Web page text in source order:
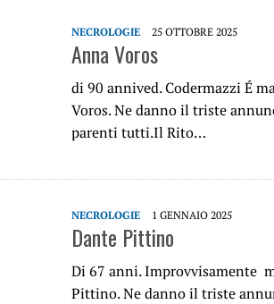
NECROLOGIE 25 OTTOBRE 2025
Anna Voros
di 90 annived. Codermazzi É
Voros. Ne danno il triste
parenti tutti.Il Rito…
NECROLOGIE 1 GENNAIO 2025
Dante Pittino
Di 67 anni. Improvvisamente
Pittino. Ne danno il triste